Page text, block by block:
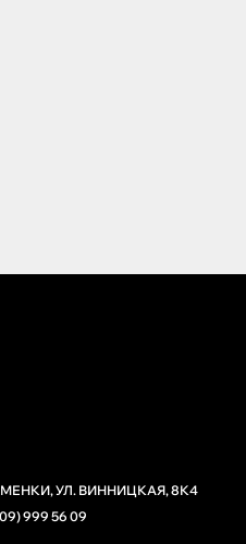
УЛ. ВИННИЦКАЯ, 8К4
999 56 09